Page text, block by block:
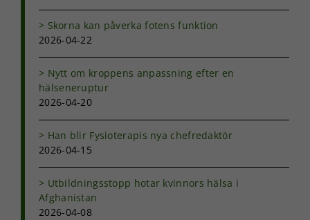
Skorna kan påverka fotens funktion
2026-04-22
Nytt om kroppens anpassning efter en
hälseneruptur
2026-04-20
Han blir Fysioterapis nya chefredaktör
2026-04-15
Utbildningsstopp hotar kvinnors hälsa i
Afghanistan
2026-04-08